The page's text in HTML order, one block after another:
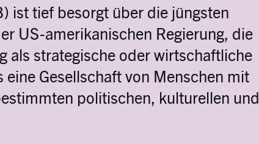
ist tief besorgt über die jüngsten
US-amerikanischen Regierung, die
als strategische oder wirtschaftliche
Gesellschaft von Menschen mit
politischen, kulturellen und